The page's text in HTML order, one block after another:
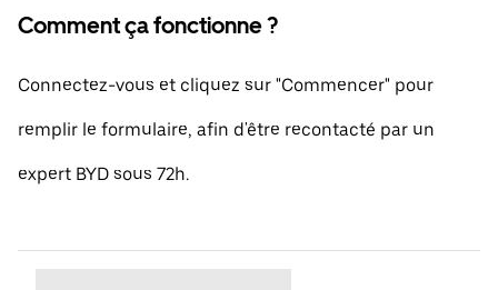
Comment ça fonctionne ?
Connectez-vous et cliquez sur "Commencer" pour
remplir le formulaire, afin d'être recontacté par un
expert BYD sous 72h.